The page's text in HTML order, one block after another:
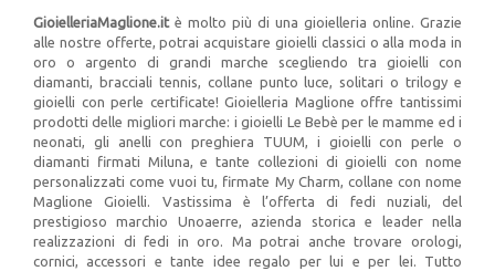
GioielleriaMaglione.itè molto più di una gioielleria online. Grazie
alle nostre offerte, potrai acquistare gioielli classici o alla moda in
oro o argento di grandi marche scegliendo tra gioielli con
diamanti, bracciali tennis, collane punto luce, solitari o trilogy e
gioielli con perle certificate! Gioielleria Maglione offre tantissimi
prodotti delle migliori marche: i gioielli Le Bebè per le mamme ed i
neonati, gli anelli con preghiera TUUM, i gioielli con perle o
diamanti firmati Miluna, e tante collezioni di gioielli con nome
personalizzati come vuoi tu, firmate My Charm, collane con nome
Maglione Gioielli. Vastissima è l’offerta di fedi nuziali, del
prestigioso marchio Unoaerre, azienda storica e leader nella
realizzazioni di fedi in oro. Ma potrai anche trovare orologi,
cornici, accessori e tante idee regalo per lui e per lei. Tutto